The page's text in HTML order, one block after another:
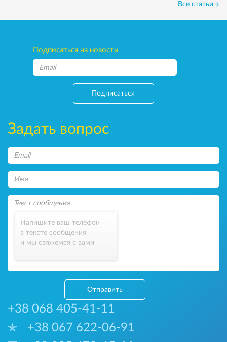
Все статьи
Подписаться на новости
Подписаться
Задать вопрос
Напишите ваш телефон
в тексте сообщения
и мы свяжемся с вами
Отправить
+38 068 405-41-11
+38 067 622-06-91